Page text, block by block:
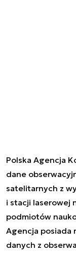
Polska Agencja
dane
satelitarnych z
i stacji laserowej
podmiotów
Agencja posiada
danych z